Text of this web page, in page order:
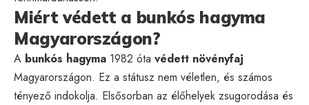
Miért védett a bunkós hagyma
Magyarországon?
A bunkós hagyma 1982 óta védett növényfaj
Magyarországon. Ez a státusz nem véletlen, és számos
tényező indokolja. Elsősorban az élőhelyek zsugorodása és